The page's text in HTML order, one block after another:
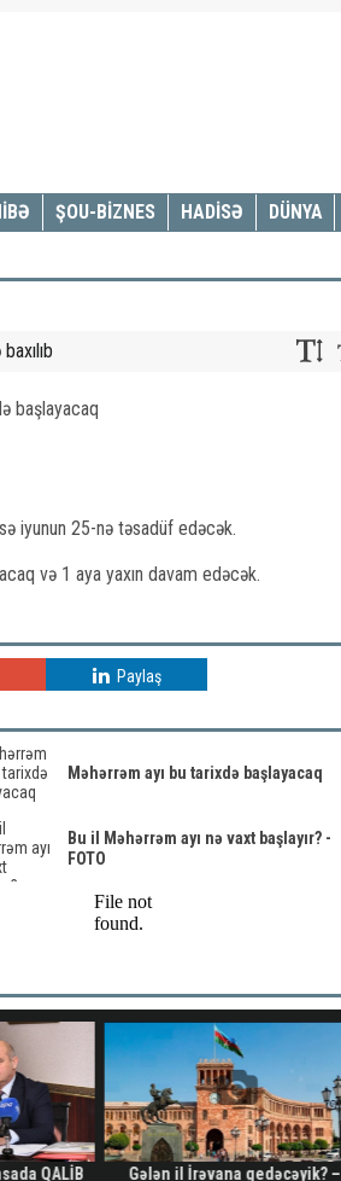
ŞOU-BİZNES HADİSƏ DÜNYA
iyunun 25-nə təsadüf edəcək.
və 1 aya yaxın davam edəcək.
Paylaş
Məhərrəm ayı bu tarixdə başlayacaq
Bu il Məhərrəm ayı nə vaxt başlayır? -
FOTO
QALİB
Gələn il İrəvana gedəcəyik? –